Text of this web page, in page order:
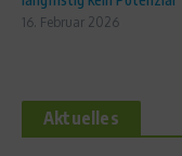
16. Februar 2026
Aktuelles